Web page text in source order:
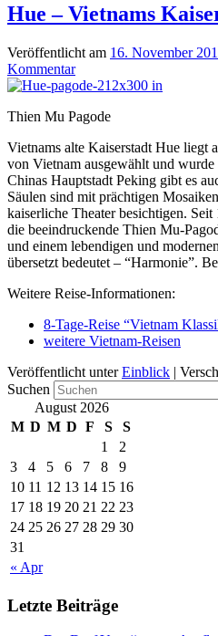
Hue – Vietnams
Veröffentlicht am 16. November
Kommentar
Thien Mu Pagode
Vietnams alte Kaiserstadt Hue liegt
von Vietnam ausgewählt und
Chinas Hauptstadt Peking gibt es
Säulen sind mit prächtigen
kaiserliche Theater besichtigen.
die beeindruckende Thien Mu-
und einem lebendigen und
übersetzt bedeutet – “Harmonie”.
Weitere Reise-Informationen:
8-Tage-Reise “Vietnam
weitere Vietnam-Reisen
Veröffentlicht unter Einblick |
Suchen
August 2026
M D M D F S S
« Apr
1
2
3
4 5 6 7 8
9
10 11 12 13 14 15 16
17 18 19 20 21 22 23
24 25 26 27 28 29 30
31
Letzte Beiträge